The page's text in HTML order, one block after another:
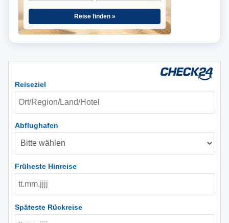
Reise finden »
Reiseziel
Abflughafen
Früheste Hinreise
Späteste Rückreise